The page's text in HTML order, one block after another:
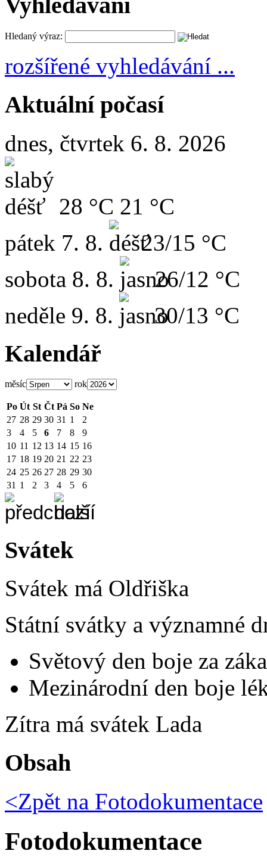
Hledaný výraz:
rozšířené vyhledávání ...
Aktuální počasí
dnes, čtvrtek 6. 8. 2026
28 °C 21 °C
pátek 7. 8.
23/15 °C
sobota 8. 8.
26/12 °C
neděle 9. 8. 30/13 °C
Kalendář
měsíc rok
Po Út St Čt Pá So Ne
27 28 29 30 31 1
2
3
4 5 6 7 8
9
10 11 12 13 14 15 16
17 18 19 20 21 22 23
24 25 26 27 28 29 30
31 1 2 3 4 5 6
Svátek
Svátek má Oldřiška
Státní svátky a významné
Světový den boje za
Mezinárodní den boje
Zítra má svátek Lada
Obsah
<Zpět na Fotodokumentace
Fotodokumentace